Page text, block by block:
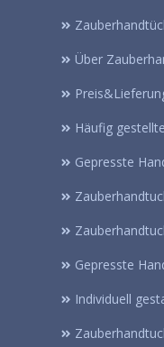
Über
Häufig
Gepresste
Gepresste
Individuell